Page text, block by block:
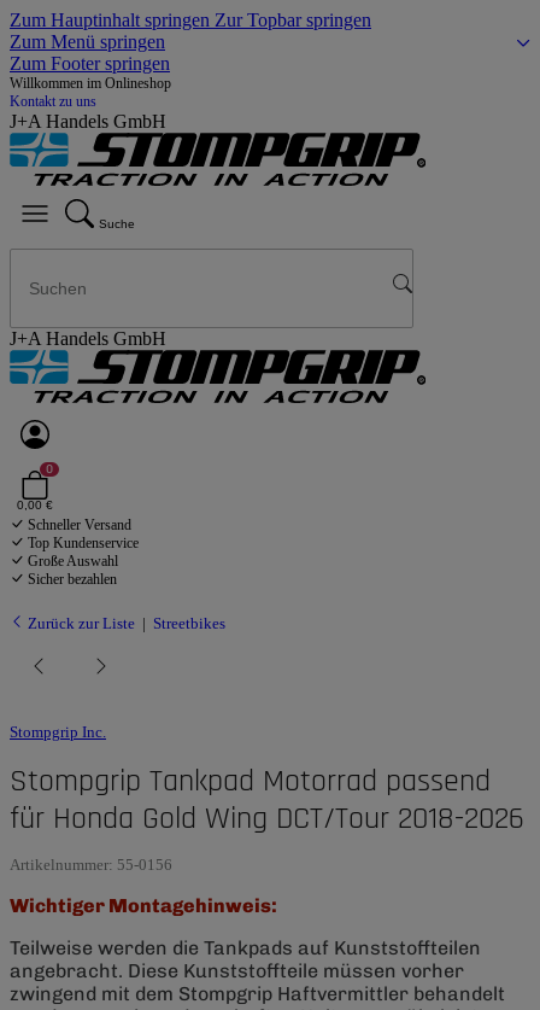
Zum Hauptinhalt springen Zur Topbar springen
Zum Menü springen
Zum Footer springen
Willkommen im Onlineshop
Kontakt zu uns
J+A Handels GmbH
Suche
J+A Handels GmbH
0
0,00 €
Schneller Versand
Top Kundenservice
Große Auswahl
Sicher bezahlen
Zurück zur Liste Streetbikes
Stompgrip Inc.
Stompgrip Tankpad Motorrad passend
für Honda Gold Wing DCT/Tour 2018-2026
Artikelnummer: 55-0156
Wichtiger Montagehinweis:
Teilweise werden die Tankpads auf Kunststoffteilen
angebracht. Diese Kunststoffteile müssen vorher
zwingend mit dem Stompgrip Haftvermittler behandelt